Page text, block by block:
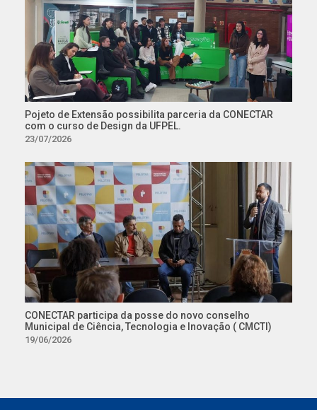
Pojeto de Extensão possibilita parceria da CONECTAR
com o curso de Design da UFPEL.
23/07/2026
CONECTAR participa da posse do novo conselho
Municipal de Ciência, Tecnologia e Inovação ( CMCTI)
19/06/2026